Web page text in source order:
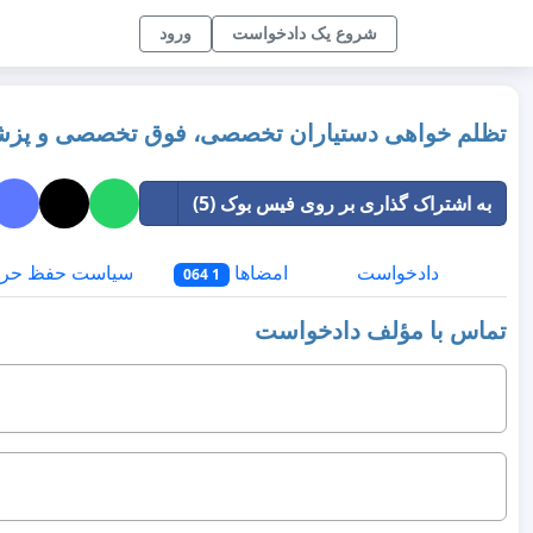
ورود شروع یک دادخواست
تظلم خواهی دستیاران تخصصی، فوق تخصصی و
به اشتراک گذاری بر روی فیس بوک (5)
دادخواست امضاها 1 064 سیاست حفظ
تماس با مؤلف دادخواست